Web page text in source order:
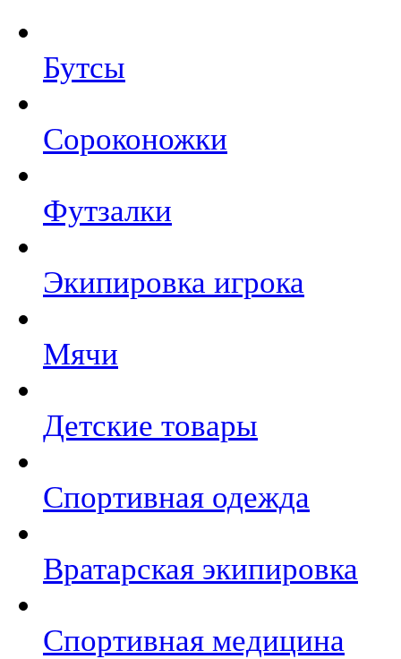
Бутсы
Сороконожки
Футзалки
Экипировка игрока
Мячи
Детские товары
Спортивная одежда
Вратарская экипировка
Спортивная медицина